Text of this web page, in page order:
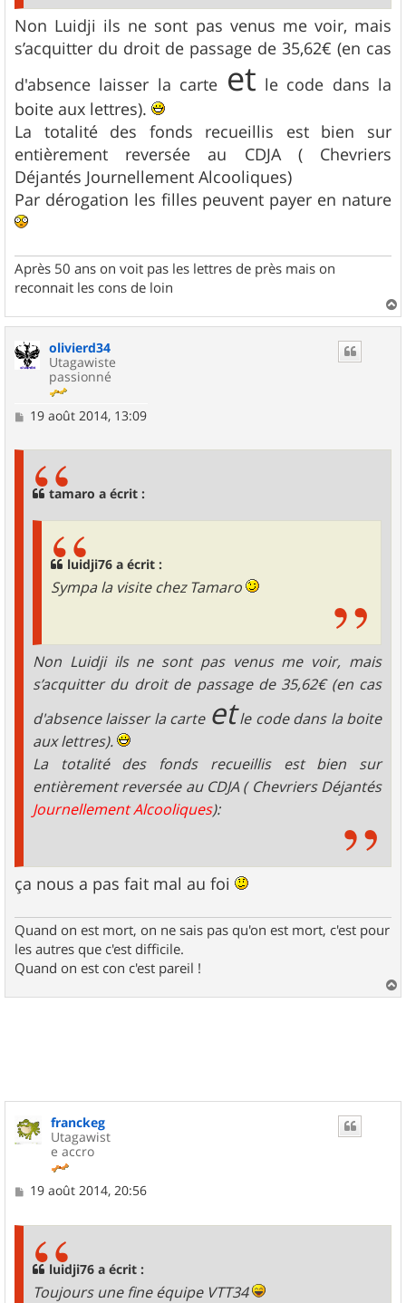
Non Luidji ils ne sont pas venus me voir, mais
s’acquitter du droit de passage de 35,62€ (en cas
d'absence laisser la carte et le code dans la
boite aux lettres).
La totalité des fonds recueillis est bien sur
entièrement reversée au CDJA ( Chevriers
Déjantés Journellement Alcooliques)
Par dérogation les filles peuvent payer en nature
Après 50 ans on voit pas les lettres de près mais on
reconnait les cons de loin
a
olivierd34
Utagawiste
passionné
M19 août 2014, 13:09
tamaro a écrit :
luidji76 a écrit :
Sympa la visite chez Tamaro
Non Luidji ils ne sont pas venus me voir, mais
s’acquitter du droit de passage de 35,62€ (en cas
d'absence laisser la carte etle code dans la boite
aux lettres).
La totalité des fonds recueillis est bien sur
entièrement reversée au CDJA ( Chevriers Déjantés
Journellement Alcooliques):
ça nous a pas fait mal au foi
Quand on est mort, on ne sais pas qu'on est mort, c'est pour
les autres que c'est difficile.
Quand on est con c'est pareil !
a
franckeg
Utagawist
e accro
M19 août 2014, 20:56
luidji76 a écrit :
Toujours une fine équipe VTT34